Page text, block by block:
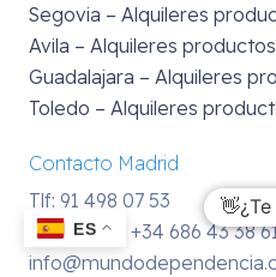
Segovia – Alquileres
Avila – Alquileres
Guadalajara – Alquileres
Toledo – Alquileres
Contacto Madrid
Tlf: 91 498 07 53
WhatsApp: +34 686 43 38
ES